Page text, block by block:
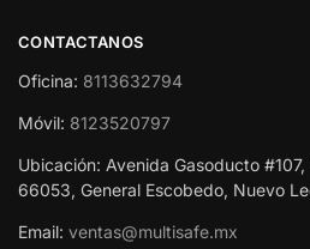
CONTACTANOS
Oficina: 8113632794
Móvil: 8123520797
Ubicación: Avenida Gasoducto
66053, General Escobedo, Nuevo
Email: ventas@multisafe.mx